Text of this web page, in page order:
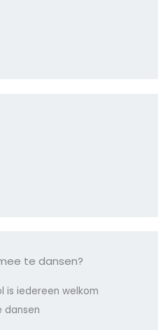
te dansen?
is iedereen welkom
dansen